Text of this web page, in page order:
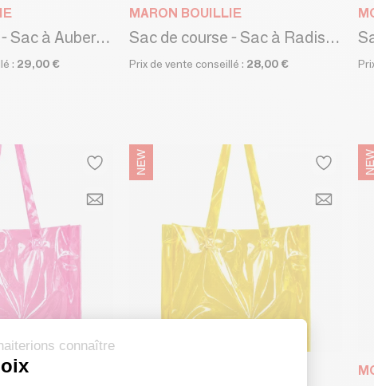
Sac de course - Sac à Aubergines - Sac à Courgettes
: 29,00 €
MARON BOUILLIE
Sac de course - Sac à Radis - Sac à Piments
Prix de vente conseillé : 28,00 €
connaître